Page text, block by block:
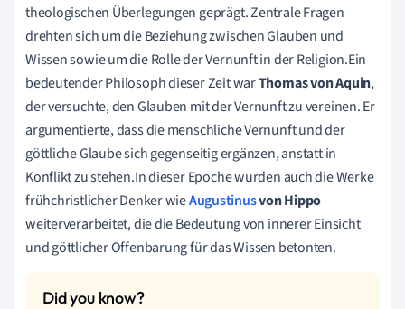
theologischen Überlegungen geprägt. Zentrale Fragen
drehten sich um die Beziehung zwischen Glauben und
Wissen sowie um die Rolle der Vernunft in der Religion.Ein
bedeutender Philosoph dieser Zeit warThomas von Aquin,
der versuchte, den Glauben mit der Vernunft zu vereinen. Er
argumentierte, dass die menschliche Vernunft und der
göttliche Glaube sich gegenseitig ergänzen, anstatt in
Konflikt zu stehen.In dieser Epoche wurden auch die Werke
frühchristlicher Denker wieAugustinusvon Hippo
weiterverarbeitet, die die Bedeutung von innerer Einsicht
und göttlicher Offenbarung für das Wissen betonten.